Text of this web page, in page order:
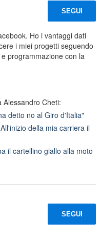
SEGUI
Ho i vantaggi dati
i miei progetti seguendo
programmazione con la
Alessandro Cheti:
detto no al Giro d'Italia"
della mia carriera il
il cartellino giallo alla moto
SEGUI